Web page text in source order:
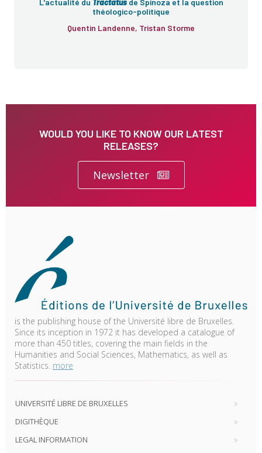
L'actualité du Tractatusde Spinoza et la question
théologico-politique
Quentin Landenne, Tristan Storme
WOULD YOU LIKE TO KNOW OUR LATEST
RELEASES?
Newsletter
is the publishing house of the Université libre de Bruxelles.
Since its inception in 1972 it has developed a catalogue of
more than 450 titles, covering the main fields in the
Humanities and Social Sciences, Mathematics, as well as
Statistics. more
UNIVERSITÉ LIBRE DE BRUXELLES
DIGITHÈQUE
LEGAL INFORMATION